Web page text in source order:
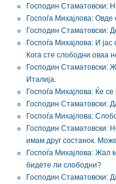
Господин Стаматовски:
Госпоѓа Михајлова: Овде
Господин Стаматовски:
Госпоѓа Михајлова: И
Кога сте слободни оваа
Господин Стаматовски:
Италија.
Госпоѓа Михајлова: Ќе
Господин Стаматовски:
Госпоѓа Михајлова:
Господин Стаматовски:
имам друг состанок.
Госпоѓа Михајлова: Жал
бидете ли слободни?
Господин Стаматовски: